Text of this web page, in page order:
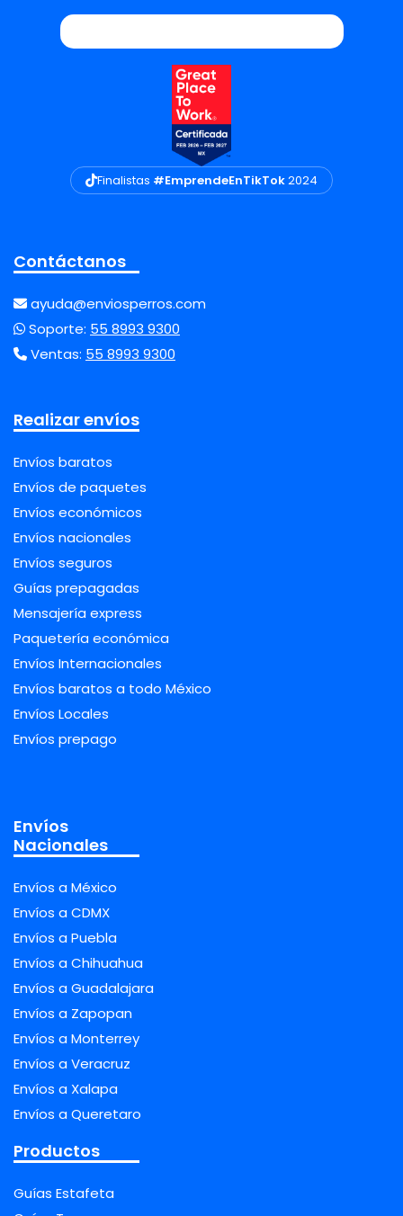
Finalistas #EmprendeEnTikTok2024
Contáctanos
ayuda@enviosperros.com
Soporte: 55 8993 9300
Ventas: 55 8993 9300
Realizar envíos
Envíos baratos
Envíos de paquetes
Envíos económicos
Envíos nacionales
Envíos seguros
Guías prepagadas
Mensajería express
Paquetería económica
Envíos Internacionales
Envíos baratos a todo México
Envíos Locales
Envíos prepago
Envíos
Nacionales
Envíos a México
Envíos a CDMX
Envíos a Puebla
Envíos a Chihuahua
Envíos a Guadalajara
Envíos a Zapopan
Envíos a Monterrey
Envíos a Veracruz
Envíos a Xalapa
Envíos a Queretaro
Productos
Guías Estafeta